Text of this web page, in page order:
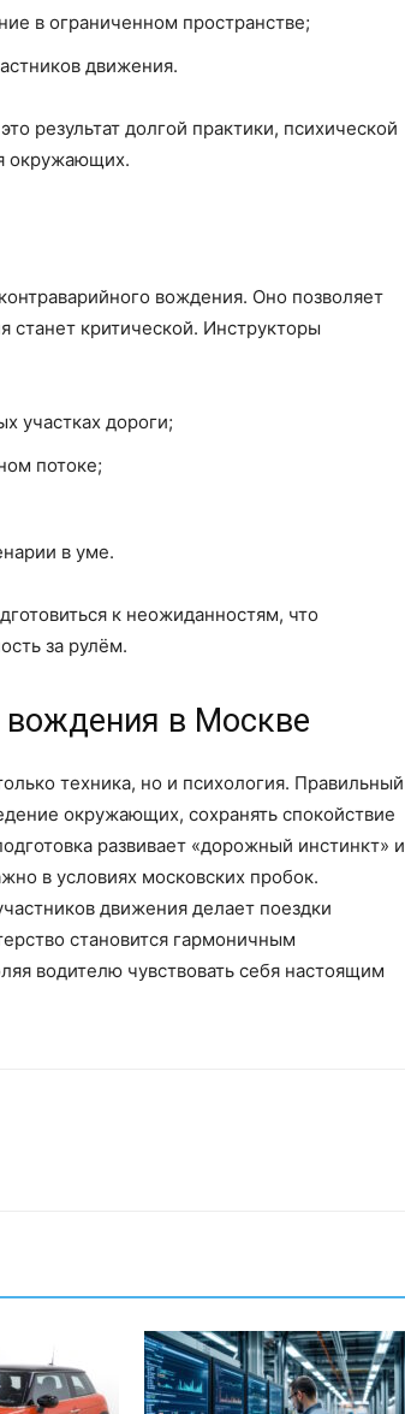
в ограниченном пространстве;
движения.
результат долгой практики, психической
окружающих.
вождения. Оно позволяет
станет критической. Инструкторы
участках дороги;
потоке;
в уме.
к неожиданностям, что
за рулём.
вождения в Москве
техника, но и психология. Правильный
окружающих, сохранять спокойствие
развивает «дорожный инстинкт» и
в условиях московских пробок.
движения делает поездки
становится гармоничным
водителю чувствовать себя настоящим